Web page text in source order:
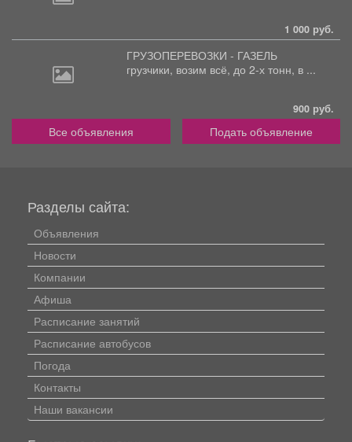
1 000 руб.
ГРУЗОПЕРЕВОЗКИ - ГАЗЕЛЬ
грузчики, возим всё, до 2-х тонн, в ...
900 руб.
Все объявления Подать объявление
Разделы сайта:
Объявления
Новости
Компании
Афиша
Расписание занятий
Расписание автобусов
Погода
Контакты
Наши вакансии